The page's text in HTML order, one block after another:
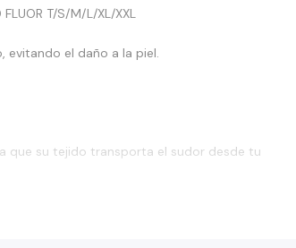
FLUOR T/S/M/L/XL/XXL
evitando el daño a la piel.
que su tejido transporta el sudor desde tu